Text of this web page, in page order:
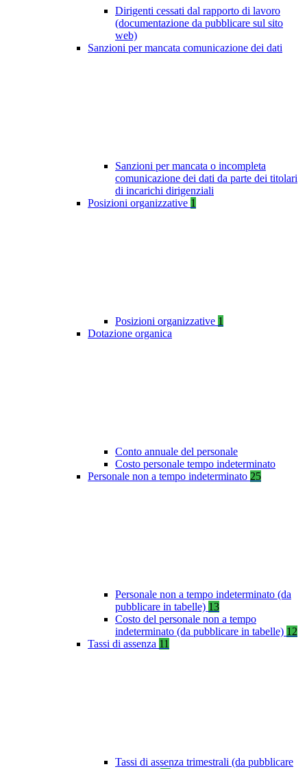
Dirigenti cessati dal rapporto di lavoro
(documentazione da pubblicare sul sito
web)
Sanzioni per mancata comunicazione dei dati
Sanzioni per mancata o incompleta
comunicazione dei dati da parte dei titolari
di incarichi dirigenziali
Posizioni organizzative 1
Posizioni organizzative 1
Dotazione organica
Conto annuale del personale
Costo personale tempo indeterminato
Personale non a tempo indeterminato 25
Personale non a tempo indeterminato (da
pubblicare in tabelle) 13
Costo del personale non a tempo
indeterminato (da pubblicare in tabelle) 12
Tassi di assenza 11
Tassi di assenza trimestrali (da pubblicare